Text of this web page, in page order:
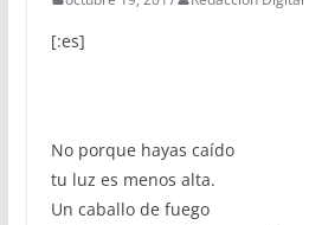
[:es]
No porque hayas caído
tu luz es menos alta.
Un caballo de fuego